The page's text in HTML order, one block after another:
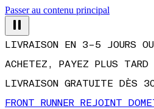
Passer au contenu principal
LIVRAISON EN 3–5 JOURS
ACHETEZ, PAYEZ PLUS TARD
LIVRAISON GRATUITE DÈS
FRONT RUNNER REJOINT